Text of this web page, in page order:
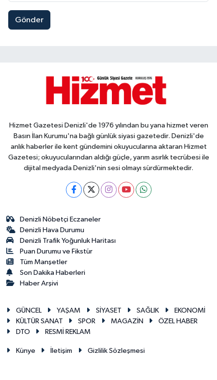
Gönder
Hizmet Gazetesi Denizli'de 1976 yılından bu yana hizmet veren
Basın İlan Kurumu'na bağlı günlük siyasi gazetedir. Denizli'de
anlık haberler ile kent gündemini okuyucularına aktaran Hizmet
Gazetesi; okuyucularından aldığı güçle, yarım asırlık tecrübesi ile
dijital medyada Denizli'nin sesi olmayı sürdürmektedir.
Denizli Nöbetçi Eczaneler
Denizli Hava Durumu
Denizli Trafik Yoğunluk Haritası
Puan Durumu ve Fikstür
Tüm Manşetler
Son Dakika Haberleri
Haber Arşivi
GÜNCEL YAŞAM SİYASET SAĞLIK
EKONOMİ
KÜLTÜR SANAT
SPOR MAGAZİN
ÖZEL HABER
DTO
RESMİ REKLAM
Künye İletişim Gizlilik Sözleşmesi